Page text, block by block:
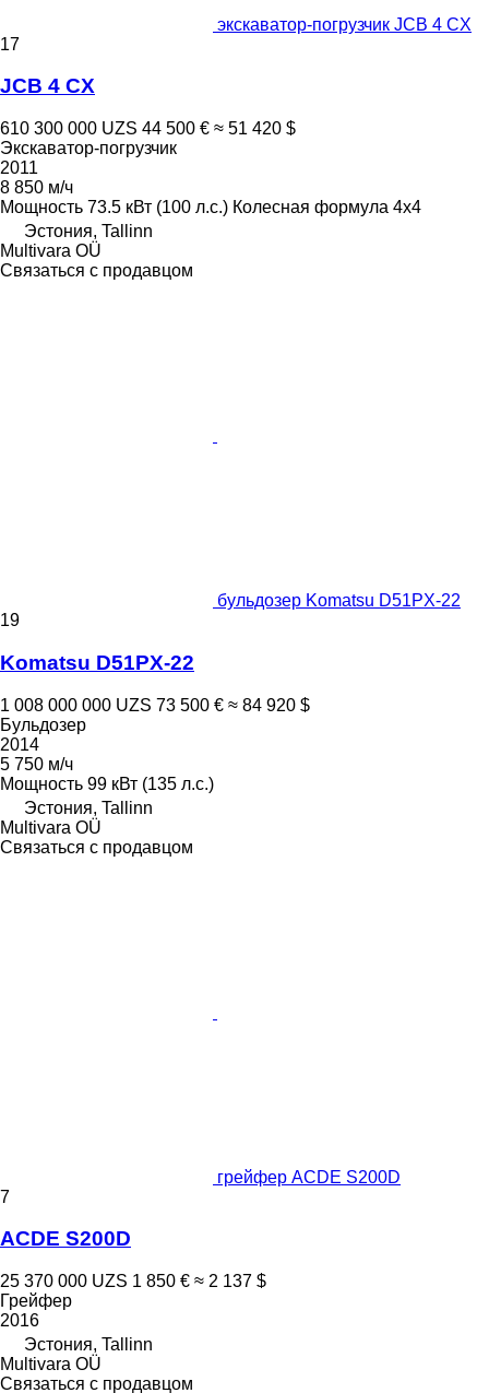
экскаватор-погрузчик JCB 4 CX
17
JCB 4 CX
610 300 000 UZS 44 500 € ≈ 51 420 $
Экскаватор-погрузчик
2011
8 850 м/ч
Мощность 73.5 кВт (100 л.с.) Колесная формула 4x4
Эстония, Tallinn
Multivara OÜ
Связаться с продавцом
бульдозер Komatsu D51PX-22
19
Komatsu D51PX-22
1 008 000 000 UZS 73 500 € ≈ 84 920 $
Бульдозер
2014
5 750 м/ч
Мощность 99 кВт (135 л.с.)
Эстония, Tallinn
Multivara OÜ
Связаться с продавцом
грейфер ACDE S200D
7
ACDE S200D
25 370 000 UZS 1 850 € ≈ 2 137 $
Грейфер
2016
Эстония, Tallinn
Multivara OÜ
Связаться с продавцом